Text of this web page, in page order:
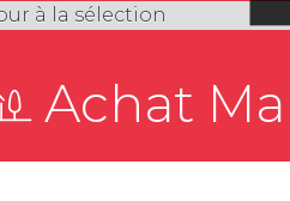
à la sélection
Achat